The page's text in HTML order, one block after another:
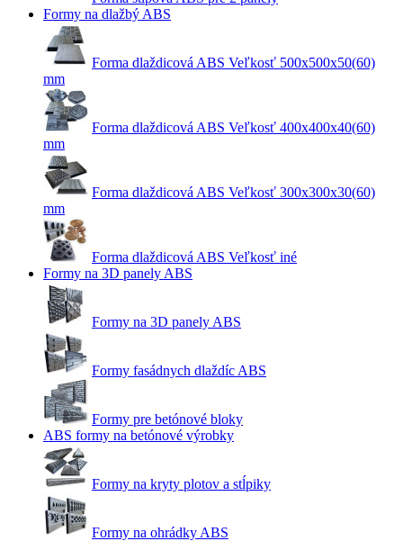
Formy na dlažbý ABS
Forma dlaždicová ABS Veľkosť 500x500x50(60)
mm
Forma dlaždicová ABS Veľkosť 400x400x40(60)
mm
Forma dlaždicová ABS Veľkosť 300x300x30(60)
mm
Forma dlaždicová ABS Veľkosť iné
Formy na 3D panely ABS
Formy na 3D panely ABS
Formy fasádnych dlaždíc ABS
Formy pre betónové bloky
ABS formy na betónové výrobky
Formy na kryty plotov a stĺpiky
Formy na ohrádky ABS